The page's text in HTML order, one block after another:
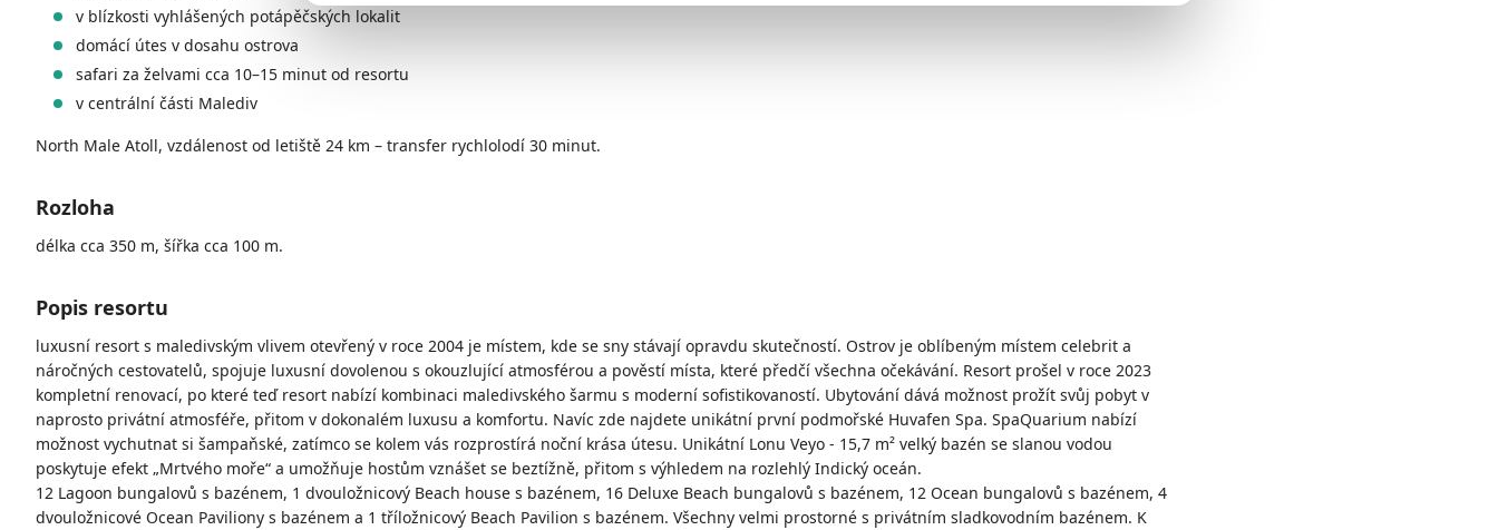
v blízkosti vyhlášených potápěčských lokalit
domácí útes v dosahu ostrova
safari za želvami cca 10–15 minut od resortu
v centrální části Malediv
North Male Atoll, vzdálenost od letiště 24 km – transfer rychlolodí 30 minut.
Rozloha
délka cca 350 m, šířka cca 100 m.
Popis resortu
luxusní resort s maledivským vlivem otevřený v roce 2004 je místem, kde se sny stávají opravdu skutečností. Ostrov je oblíbeným místem celebrit a
náročných cestovatelů, spojuje luxusní dovolenou s okouzlující atmosférou a pověstí místa, které předčí všechna očekávání. Resort prošel v roce 2023
kompletní renovací, po které teď resort nabízí kombinaci maledivského šarmu s moderní sofistikovaností. Ubytování dává možnost prožít svůj pobyt v
naprosto privátní atmosféře, přitom v dokonalém luxusu a komfortu. Navíc zde najdete unikátní první podmořské Huvafen Spa. SpaQuarium nabízí
možnost vychutnat si šampaňské, zatímco se kolem vás rozprostírá noční krása útesu. Unikátní Lonu Veyo - 15,7 m² velký bazén se slanou vodou
poskytuje efekt „Mrtvého moře“ a umožňuje hostům vznášet se beztížně, přitom s výhledem na rozlehlý Indický oceán.
12 Lagoon bungalovů s bazénem, 1 dvouložnicový Beach house s bazénem, 16 Deluxe Beach bungalovů s bazénem, 12 Ocean bungalovů s bazénem, 4
dvouložnicové Ocean Paviliony s bazénem a 1 tříložnicový Beach Pavilion s bazénem. Všechny velmi prostorné s privátním sladkovodním bazénem. K